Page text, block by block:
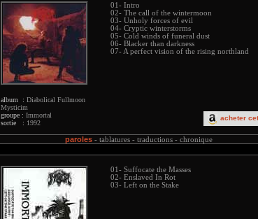
acheter
album : Diabolical Fullmoon
Mysticim
groupe : Immortal
sortie : 1992
01- Intro
02- The call of the wintermoon
03- Unholy forces of evil
04- Cryptic winterstorms
05- Cold winds of funeral dust
06- Blacker than darkness
07- A perfect vision of the rising northland
paroles- tablatures - traductions - chronique
01- Suffocate the Masses
02- Enslaved In Rot
03- Left on the Stake